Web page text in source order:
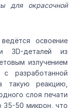
для окрасочной
освоение
3D-деталей из
излучением
разработанной
такую реакцию,
слоя печати
35-50 микрон, что